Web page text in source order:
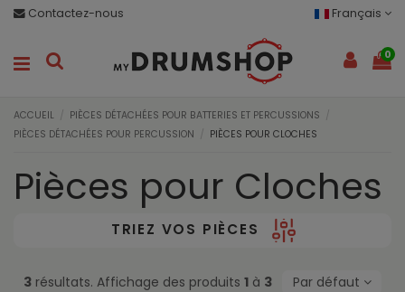
Contactez-nous Français
0
ACCUEIL
PIÈCES DÉTACHÉES POUR BATTERIES ET PERCUSSIONS
PIÈCES DÉTACHÉES POUR PERCUSSION
PIÈCES POUR CLOCHES
Pièces pour Cloches
TRIEZ VOS PIÈCES
3 résultats. Affichage des produits1 à 3
Par défaut